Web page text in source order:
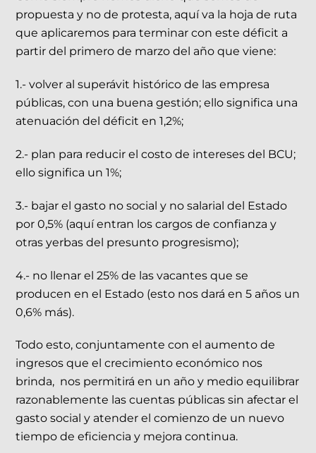
propuesta y no de protesta, aquí va la hoja de ruta
que aplicaremos para terminar con este déficit a
partir del primero de marzo del año que viene:
1.- volver al superávit histórico de las empresa
públicas, con una buena gestión; ello significa una
atenuación del déficit en 1,2%;
2.- plan para reducir el costo de intereses del BCU;
ello significa un 1%;
3.- bajar el gasto no social y no salarial del Estado
por 0,5% (aquí entran los cargos de confianza y
otras yerbas del presunto progresismo);
4.- no llenar el 25% de las vacantes que se
producen en el Estado (esto nos dará en 5 años un
0,6% más).
Todo esto, conjuntamente con el aumento de
ingresos que el crecimiento económico nos
brinda, nos permitirá en un año y medio equilibrar
razonablemente las cuentas públicas sin afectar el
gasto social y atender el comienzo de un nuevo
tiempo de eficiencia y mejora continua.